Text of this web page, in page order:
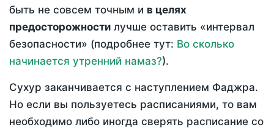
быть не совсем точным и в целях
предосторожности лучше оставить «интервал
безопасности» (подробнее тут: Во сколько
начинается утренний намаз?).
Сухур заканчивается с наступлением Фаджра.
Но если вы пользуетесь расписаниями, то вам
необходимо либо иногда сверять расписание со